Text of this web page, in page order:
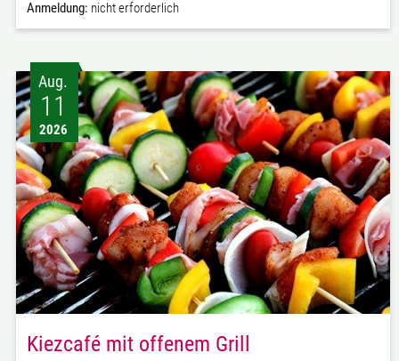
Anmeldung: nicht erforderlich
Aug.
11
2026
Kiezcafé mit offenem Grill